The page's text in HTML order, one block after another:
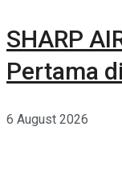
SHARP
Pertama
6 August 2026